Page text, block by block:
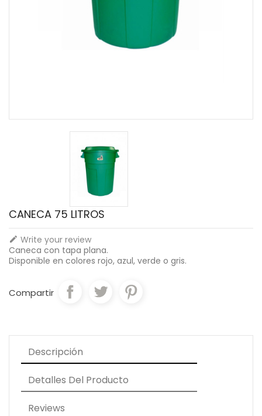
CANECA 75 LITROS
 Write your review
Caneca con tapa plana.
Disponible en colores rojo, azul, verde o gris.
Compartir
Descripción
Detalles Del Producto
Reviews